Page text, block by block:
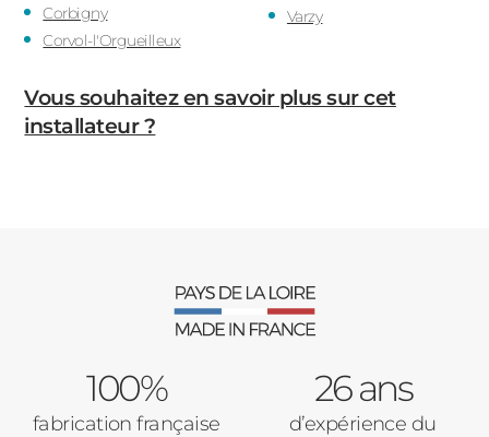
Corbigny
Corvol-l'Orgueilleux
Varzy
Vous souhaitez en savoir plus sur cet
installateur ?
100%
fabrication française
26 ans
d’expérience du